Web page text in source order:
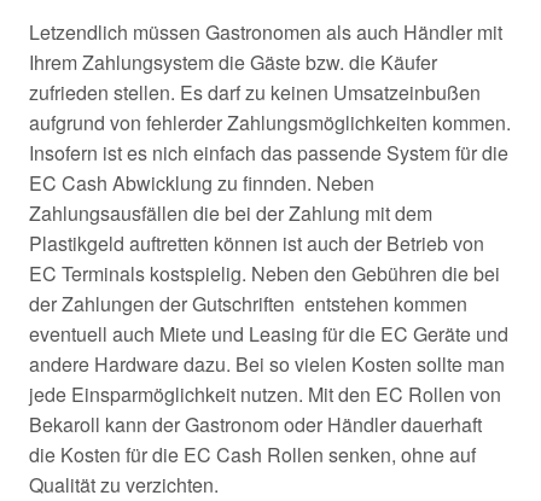
Letzendlich müssen Gastronomen als auch Händler mit
Ihrem Zahlungsystem die Gäste bzw. die Käufer
zufrieden stellen. Es darf zu keinen Umsatzeinbußen
aufgrund von fehlerder Zahlungsmöglichkeiten kommen.
Insofern ist es nich einfach das passende System für die
EC Cash Abwicklung zu finnden. Neben
Zahlungsausfällen die bei der Zahlung mit dem
Plastikgeld auftretten können ist auch der Betrieb von
EC Terminals kostspielig. Neben den Gebühren die bei
der Zahlungen der Gutschriften entstehen kommen
eventuell auch Miete und Leasing für die EC Geräte und
andere Hardware dazu. Bei so vielen Kosten sollte man
jede Einsparmöglichkeit nutzen. Mit den EC Rollen von
Bekaroll kann der Gastronom oder Händler dauerhaft
die Kosten für die EC Cash Rollen senken, ohne auf
Qualität zu verzichten.